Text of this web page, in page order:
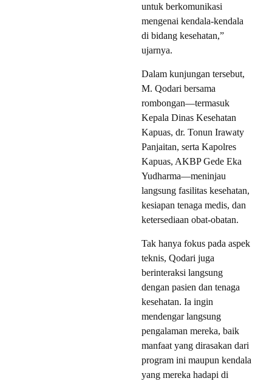
untuk berkomunikasi
mengenai kendala-kendala
di bidang kesehatan,”
ujarnya.
Dalam kunjungan tersebut,
M. Qodari bersama
rombongan—termasuk
Kepala Dinas Kesehatan
Kapuas, dr. Tonun Irawaty
Panjaitan, serta Kapolres
Kapuas, AKBP Gede Eka
Yudharma—meninjau
langsung fasilitas kesehatan,
kesiapan tenaga medis, dan
ketersediaan obat-obatan.
Tak hanya fokus pada aspek
teknis, Qodari juga
berinteraksi langsung
dengan pasien dan tenaga
kesehatan. Ia ingin
mendengar langsung
pengalaman mereka, baik
manfaat yang dirasakan dari
program ini maupun kendala
yang mereka hadapi di